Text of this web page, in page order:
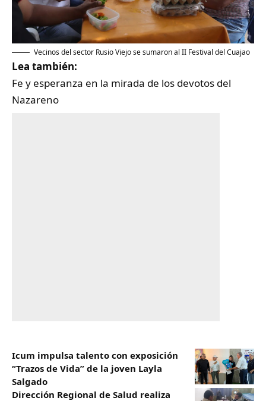
Vecinos del sector Rusio Viejo se sumaron al II Festival del Cuajao
Lea también:
Fe y esperanza en la mirada de los devotos del
Nazareno
Icum impulsa talento con exposición
“Trazos de Vida” de la joven Layla
Salgado‎
‎Dirección Regional de Salud realiza